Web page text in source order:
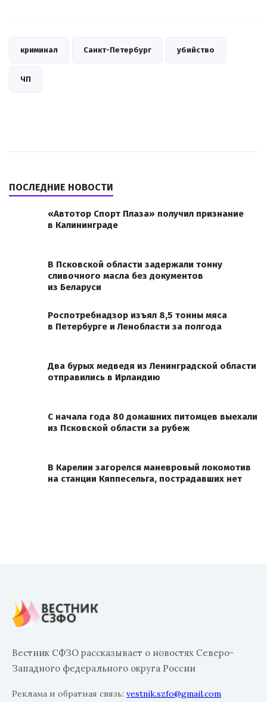
криминал Санкт-Петербург убийство
ЧП
ПОСЛЕДНИЕ НОВОСТИ
«Автотор Спорт Плаза» получил признание
в Калининграде
В Псковской области задержали тонну
сливочного масла без документов
из Беларуси
Роспотребнадзор изъял 8,5 тонны мяса
в Петербурге и Ленобласти за полгода
Два бурых медведя из Ленинградской области
отправились в Ирландию
С начала года 80 домашних питомцев выехали
из Псковской области за рубеж
В Карелии загорелся маневровый локомотив
на станции Кяппесельга, пострадавших нет
Вестник СФЗО рассказывает о новостях Северо-
Западного федерального округа России
Реклама и обратная связь: vestnik.szfo@gmail.com